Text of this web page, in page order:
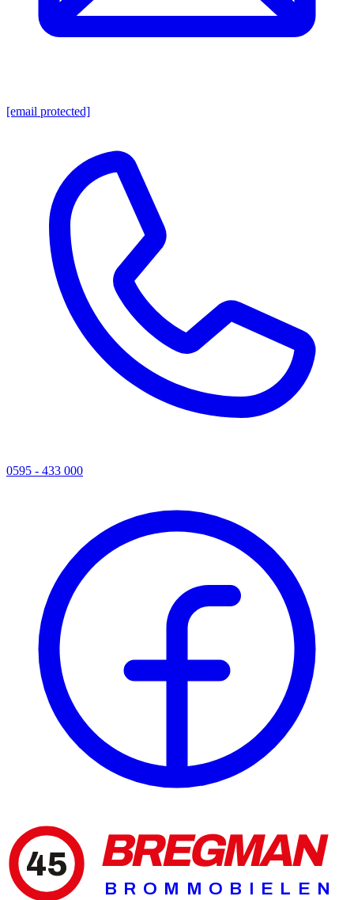
[email protected]
0595 - 433 000
45 BREGMAN
BROMMOBIELEN